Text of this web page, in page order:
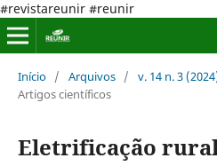
#revistareunir #reunir
Início / Arquivos / v. 14 n. 3
Artigos científicos
Eletrificação